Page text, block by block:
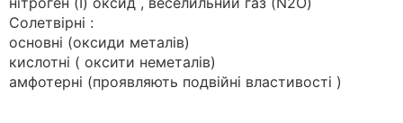
Солетвірні :
основні (оксиди металів)
кислотні ( оксити неметалів)
амфотерні (проявляють подвійні властивості )